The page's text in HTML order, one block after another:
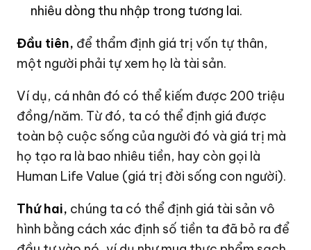
nhiêu dòng thu nhập trong tương lai.
Đầu tiên, để thẩm định giá trị vốn tự thân,
một người phải tự xem họ là tài sản.
Ví dụ, cá nhân đó có thể kiếm được 200 triệu
đồng/năm. Từ đó, ta có thể định giá được
toàn bộ cuộc sống của người đó và giá trị mà
họ tạo ra là bao nhiêu tiền, hay còn gọi là
Human Life Value (giá trị đời sống con người).
Thứ hai, chúng ta có thể định giá tài sản vô
hình bằng cách xác định số tiền ta đã bỏ ra để